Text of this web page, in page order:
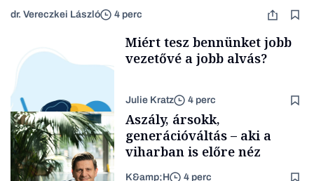
dr. Vereczkei László 4 perc
Miért tesz bennünket jobb
vezetővé a jobb alvás?
Julie Kratz 4 perc
Aszály, ársokk,
generációváltás – aki a
viharban is előre néz
K&amp;H 4 perc